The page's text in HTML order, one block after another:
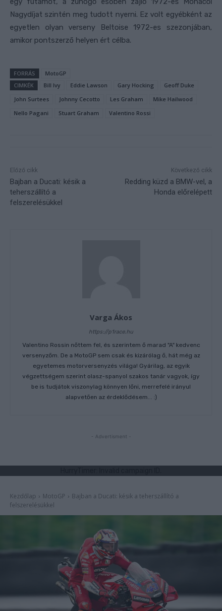
Nagydíjat szintén meg tudott nyerni. Ez volt egyébként az
egyetlen olyan verseny Beltoise 1972-es szezonjában,
amikor pontszerző helyen ért célba.
FORRÁS
MotoGP
CIMKÉK
Bill Ivy Eddie Lawson Gary Hocking
Geoff Duke
John Surtees
Johnny Cecotto Les Graham
Mike Hailwood
Nello Pagani
Stuart Graham Valentino Rossi
Előző cikk
Bajban a Ducati: késik a
teherszállító a
felszerelésükkel
Következő cikk
Redding küzd a BMW-vel, a
Honda előrelépett
Varga Ákos
https://p1race.hu
Valentino Rossin nőttem fel, és szerintem ő marad "A" kedvenc
versenyzőm. De a MotoGP sem csak és kizárólag ő, hát még az
egyetemes motorversenyzés világa! Gyárilag, az egyik
végzettségem szerint olasz-spanyol szakos tanár vagyok, így
be is tudjátok viszonylag könnyen lőni, merrefelé irányul
alapvetően az érdeklődésem... :)
- Advertisment -